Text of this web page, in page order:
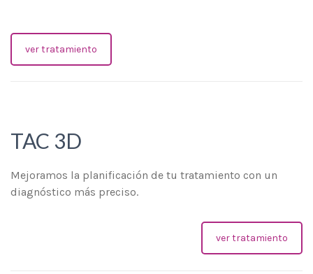
ver tratamiento
TAC 3D
Mejoramos la planificación de tu tratamiento con un
diagnóstico más preciso.
ver tratamiento